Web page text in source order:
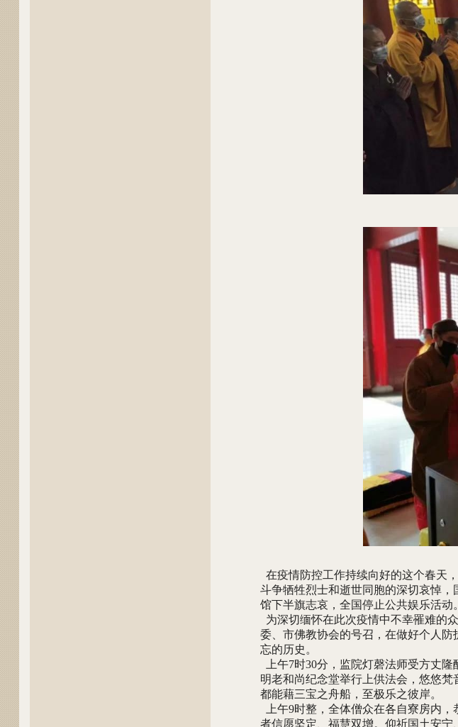
在疫情防控工作持续向好的这个春天
斗争牺牲烈士和逝世同胞的深切哀悼
馆下半旗志哀，全国停止公共娱乐活动
为深切缅怀在此次疫情中不幸罹难的
委、市佛教协会的号召，在做好个人
忘的历史。
上午7时30分，监院灯磬法师受方丈
明老和尚纪念堂举行上供法会，悠悠
都能藉三宝之舟船，至极乐之彼岸。
上午9时整，全体僧众在各自寮房内
者信愿坚定、福慧双增。仰祈国土安宁